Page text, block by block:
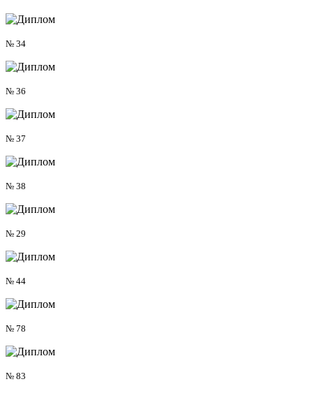
№ 34
№ 36
№ 37
№ 38
№ 29
№ 44
№ 78
№ 83